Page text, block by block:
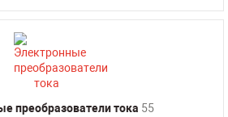
преобразователи тока 55